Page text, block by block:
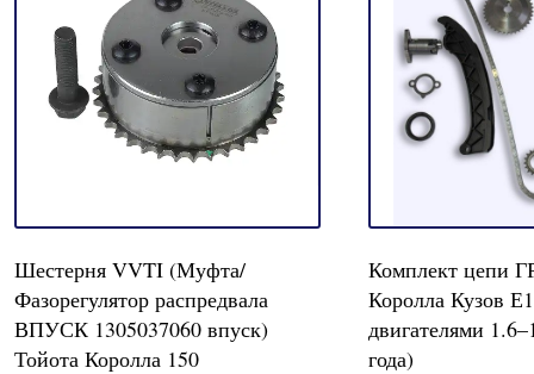
Шестерня VVTI (Муфта/
Фазорегулятор распредвала
ВПУСК 1305037060 впуск)
Тойота Королла 150
Комплект цепи
Королла Кузов
двигателями
года)